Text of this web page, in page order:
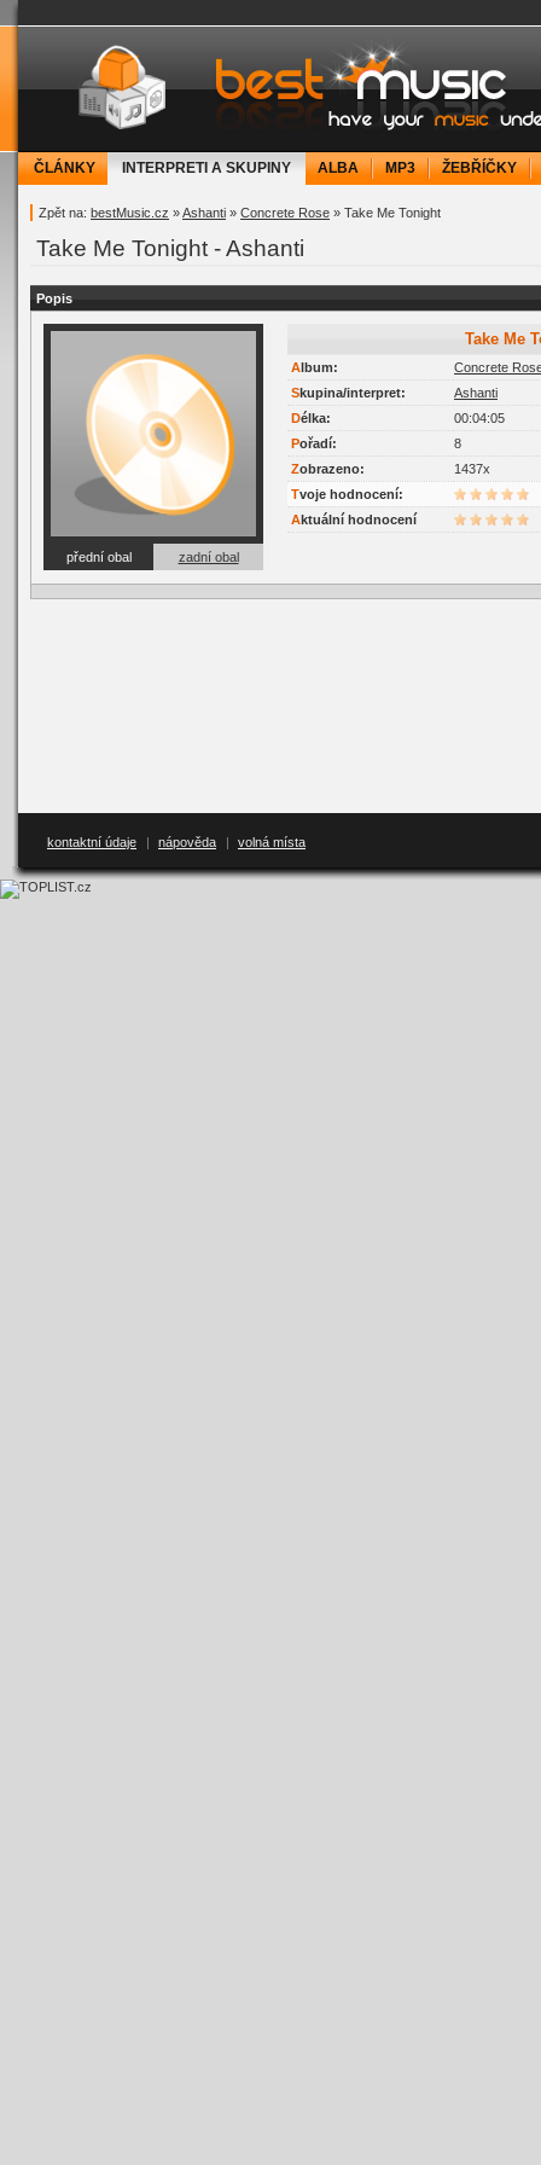
bestMusic.cz - Have your music under
ČLÁNKY INTERPRETI A SKUPINY ALBA MP3 ŽEBŘÍČKY
Zpět na: bestMusic.cz »Ashanti » Concrete Rose » Take Me Tonight
Take Me Tonight - Ashanti
Popis
přední obal zadní obal
Take Me
Album:
Concrete
Skupina/interpret:
Ashanti
Délka:
00:04:05
Pořadí:
8
Zobrazeno:
1437x
Tvoje hodnocení:
Aktuální hodnocení
kontaktní údaje | nápověda | volná místa